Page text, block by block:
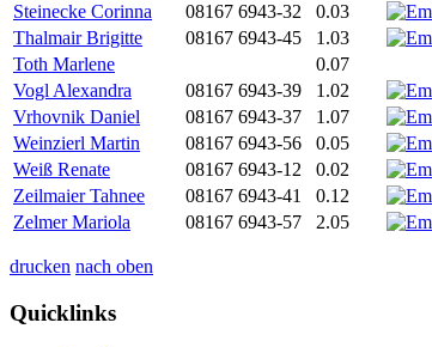
Steinecke Corinna
08167 6943-32 0.03
Thalmair Brigitte
08167 6943-45 1.03
Toth Marlene
0.07
Vogl Alexandra
08167 6943-39 1.02
Vrhovnik Daniel
08167 6943-37 1.07
Weinzierl Martin
08167 6943-56 0.05
Weiß Renate
08167 6943-12 0.02
Zeilmaier Tahnee
08167 6943-41 0.12
Zelmer Mariola
08167 6943-57 2.05
drucken nach oben
Quicklinks